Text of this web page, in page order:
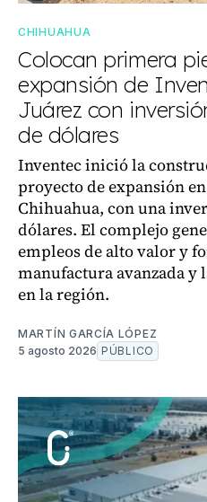
CHIHUAHUA
Colocan primera
expansión de
Juárez con
de dólares
Inventec inició la
proyecto de expansión
Chihuahua, con una
dólares. El complejo
empleos de alto valor y
manufactura avanzada
en la región.
MARTÍN GARCÍA LÓPEZ
5 agosto 2026 PÚBLICO